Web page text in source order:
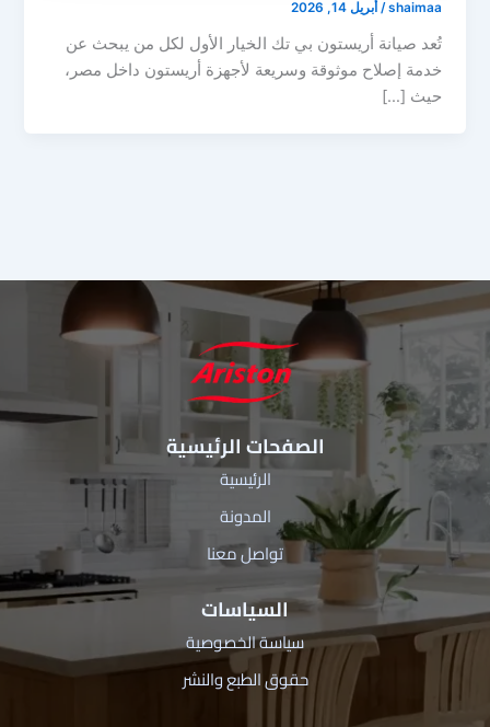
shaimaa
/ أبريل 14, 2026
تُعد صيانة أريستون بي تك الخيار الأول لكل من يبحث عن
خدمة إصلاح موثوقة وسريعة لأجهزة أريستون داخل مصر،
حيث […]
الصفحات الرئيسية
الرئيسية
المدونة
تواصل معنا
السياسات
سياسة الخصوصية
حقوق الطبع والنشر